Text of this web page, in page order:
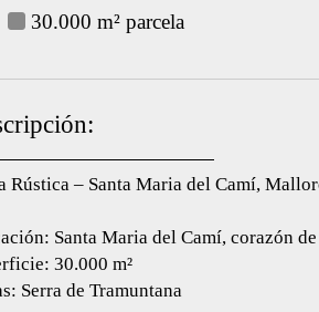
30.000 m² parcela
Rústica – Santa Maria del Camí,
Santa Maria del Camí, corazón
30.000 m²
Serra de Tramuntana